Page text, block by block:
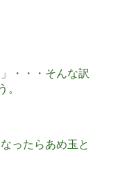
・・・そんな訳
ったらあめ玉と